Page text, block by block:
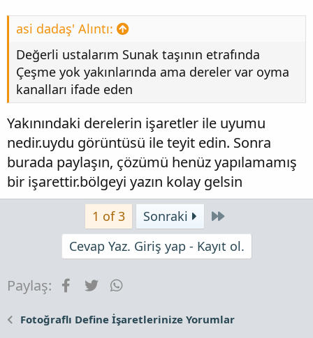
asi dadaş' Alıntı:
Değerli ustalarım Sunak taşının etrafında
Çeşme yok yakınlarında ama dereler var oyma
kanalları ifade eden
Yakınındaki derelerin işaretler ile uyumu
nedir.uydu görüntüsü ile teyit edin. Sonra
burada paylaşın, çözümü henüz yapılamamış
bir işarettir.bölgeyi yazın kolay gelsin
1 of 3 Sonraki
Son
Cevap Yaz. Giriş yap - Kayıt ol.
Paylaş: Facebook
Twitter
Fotoğraflı Define İşaretlerinize Yorumlar